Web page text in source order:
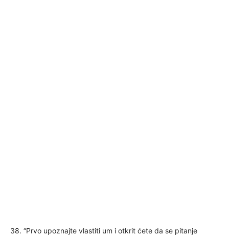
38. “Prvo upoznajte vlastiti um i otkrit ćete da se pitanje